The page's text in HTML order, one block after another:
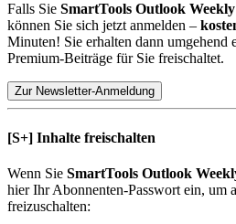
Falls Sie SmartTools Outlook Weekly
können Sie sich jetzt anmelden –
Minuten! Sie erhalten dann umgehend
Premium-Beiträge für Sie freischaltet.
Zur Newsletter-Anmeldung
[S+] Inhalte freischalten
Wenn Sie SmartTools Outlook
hier Ihr Abonnenten-Passwort ein, um
freizuschalten: